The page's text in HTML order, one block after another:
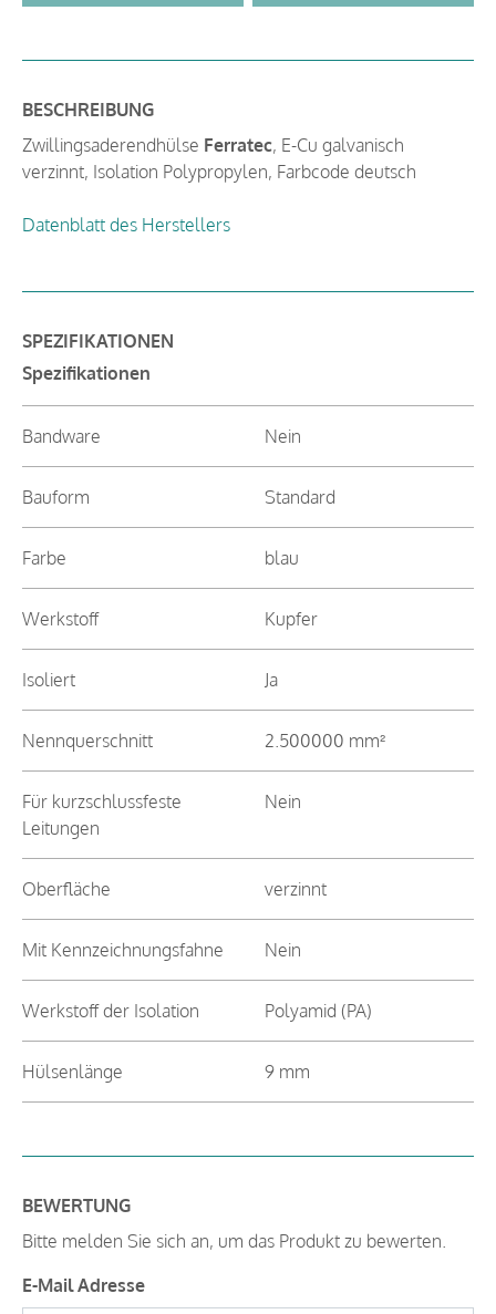
BESCHREIBUNG
Zwillingsaderendhülse Ferratec, E-Cu galvanisch
verzinnt, Isolation Polypropylen, Farbcode deutsch
Datenblatt des Herstellers
SPEZIFIKATIONEN
Spezifikationen
Bandware Nein
Bauform Standard
Farbe blau
Werkstoff Kupfer
Isoliert Ja
Nennquerschnitt 2.500000 mm²
Für kurzschlussfeste
Leitungen
Nein
Oberfläche verzinnt
Mit Kennzeichnungsfahne Nein
Werkstoff der Isolation Polyamid (PA)
Hülsenlänge 9 mm
BEWERTUNG
Bitte melden Sie sich an, um das Produkt zu bewerten.
E-Mail Adresse